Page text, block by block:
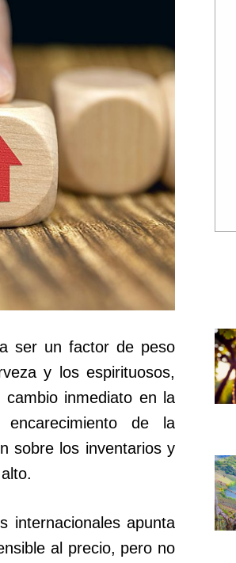
ser un factor de peso
y los espirituosos,
inmediato en la
de la
sobre los inventarios y
internacionales apunta
al precio, pero no